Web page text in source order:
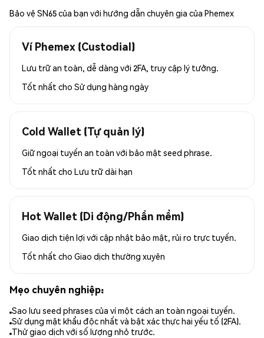
Bảo vệ SN65 của bạn với hướng dẫn chuyên gia của Phemex
Ví Phemex (Custodial)
Lưu trữ an toàn, dễ dàng với 2FA, truy cập lý tưởng.
Tốt nhất cho Sử dụng hàng ngày
Cold Wallet (Tự quản lý)
Giữ ngoại tuyến an toàn với bảo mật seed phrase.
Tốt nhất cho Lưu trữ dài hạn
Hot Wallet (Di động/Phần mềm)
Giao dịch tiện lợi với cập nhật bảo mật, rủi ro trực tuyến.
Tốt nhất cho Giao dịch thường xuyên
Mẹo chuyên nghiệp:
Sao lưu seed phrases của ví một cách an toàn ngoại tuyến.
Sử dụng mật khẩu độc nhất và bật xác thực hai yếu tố (2FA).
Thử giao dịch với số lượng nhỏ trước.